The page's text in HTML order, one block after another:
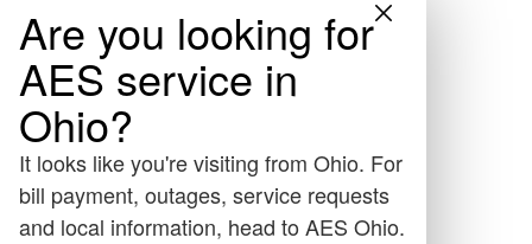
Are you looking for
AES service in
Ohio?
It looks like you're visiting from Ohio. For
bill payment, outages, service requests
and local information, head to AES Ohio.